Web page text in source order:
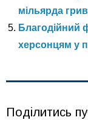
мільярда
Благодійний
херсонцям у
Поділитись